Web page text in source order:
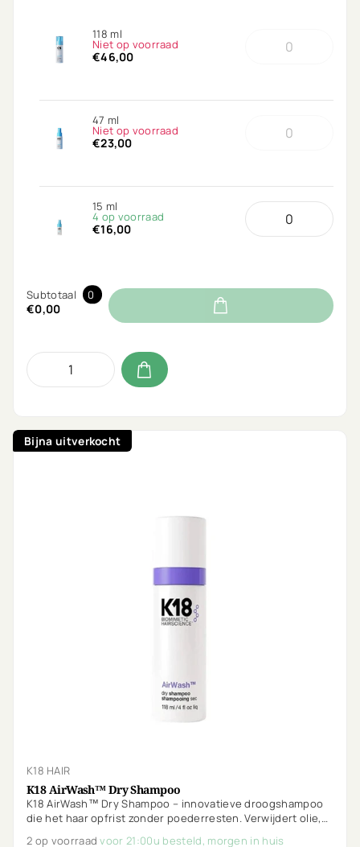
118 ml
Niet op voorraad
€46,00
47 ml
Niet op voorraad
€23,00
15 ml
4 op voorraad
€16,00
Subtotaal 0
€0,00
Bijna uitverkocht
K18 HAIR
K18 AirWash™ Dry Shampoo
K18 AirWash™ Dry Shampoo – innovatieve droogshampoo
die het haar opfrist zonder poederresten. Verwijdert olie,
2 op voorraadvoor 21:00u besteld, morgen in huis